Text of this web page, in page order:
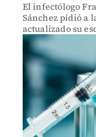
El infectólogo
Sánchez pidió a
actualizado su